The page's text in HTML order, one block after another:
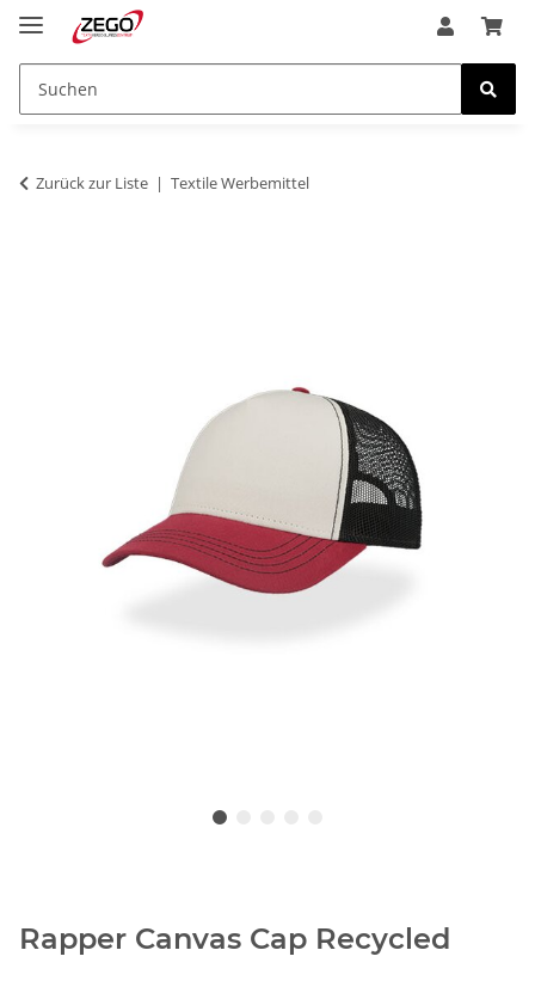
Zurück zur Liste Textile Werbemittel
Rapper Canvas Cap Recycled